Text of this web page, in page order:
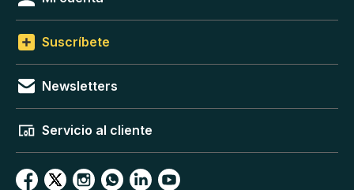
Suscríbete
Newsletters
Servicio al cliente